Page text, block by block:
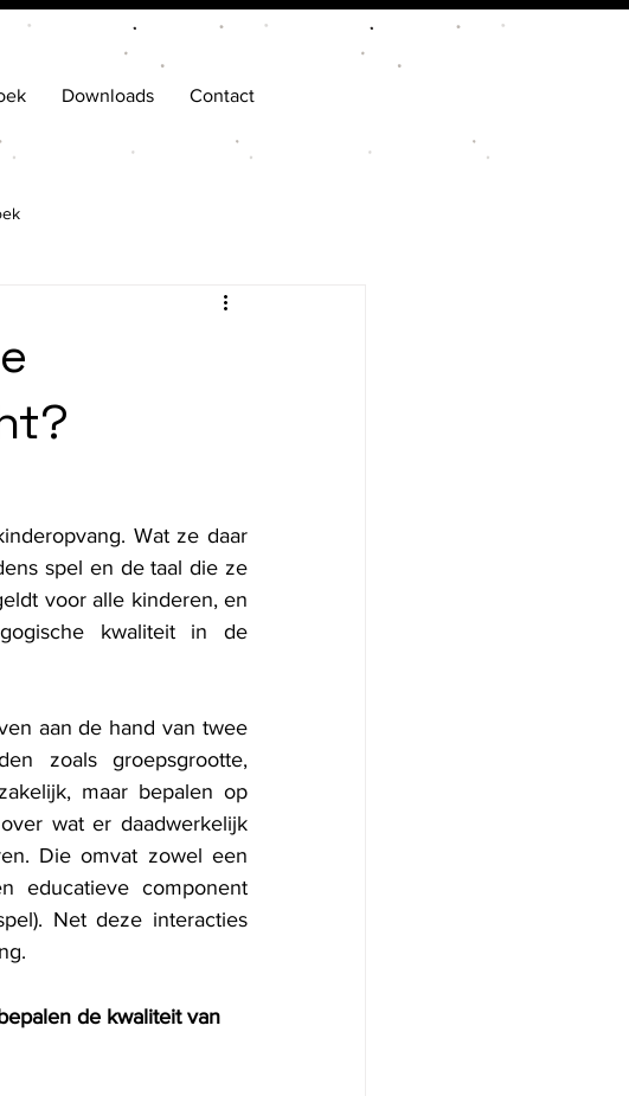
Downloads Contact
Wat ze daar
spel en de taal die ze
voor alle kinderen, en
kwaliteit in de
aan de hand van twee
zoals groepsgrootte,
maar bepalen op
wat er daadwerkelijk
Die omvat zowel een
educatieve component
Net deze interacties
de kwaliteit van